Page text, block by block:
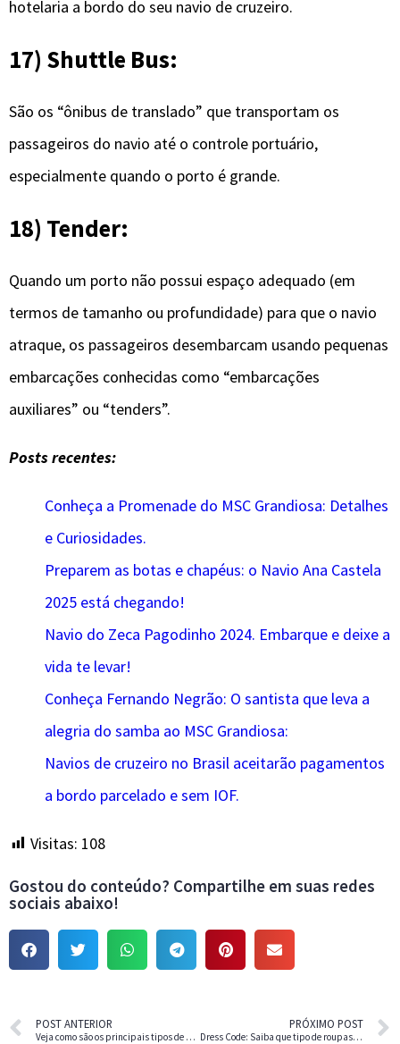
hotelaria a bordo do seu navio de cruzeiro.
17) Shuttle Bus:
São os “ônibus de translado” que transportam os
passageiros do navio até o controle portuário,
especialmente quando o porto é grande.
18) Tender:
Quando um porto não possui espaço adequado (em
termos de tamanho ou profundidade) para que o navio
atraque, os passageiros desembarcam usando pequenas
embarcações conhecidas como “embarcações
auxiliares” ou “tenders”.
Posts recentes:
Conheça a Promenade do MSC Grandiosa: Detalhes
e Curiosidades.
Preparem as botas e chapéus: o Navio Ana Castela
2025 está chegando!
Navio do Zeca Pagodinho 2024. Embarque e deixe a
vida te levar!
Conheça Fernando Negrão: O santista que leva a
alegria do samba ao MSC Grandiosa:
Navios de cruzeiro no Brasil aceitarão pagamentos
a bordo parcelado e sem IOF.
Visitas: 108
Gostou do conteúdo? Compartilhe em suas redes
sociais abaixo!
POST ANTERIOR
Veja como são os principais tipos de cabines de cruzeiro.
PRÓXIMO POST
Dress Code: Saiba que tipo de roupas vestir em um navio.